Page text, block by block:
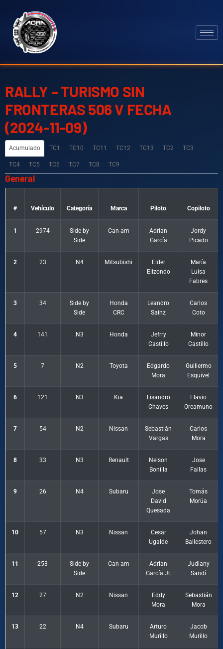
RALLY – TURISMO SIN
FRONTERAS 506 V FECHA
(2024-11-09)
Acumulado TC1 TC10 TC11 TC12 TC13 TC2 TC3
TC4 TC5 TC6 TC7 TC8 TC9
General
# Vehículo Categoría Marca Piloto Copiloto
1 2974
Side by
Side
Can-am
Adrían
García
Jordy
Picado
2 23 N4 Mitsubishi
Elder
Elizondo
María
Luisa
Fabres
3 34
Side by
Side
Honda
CRC
Leandro
Sainz
Carlos
Coto
4 141 N3 Honda
Jefrry
Castillo
Minor
Castillo
5 7 N2 Toyota
Edgardo
Mora
Guillermo
Esquivel
6 121 N3 Kia
Lisandro
Chaves
Flavio
Oreamuno
7 54 N2 Nissan
Sebastián
Vargas
Carlos
Mora
8 33 N3 Renault
Nelson
Bonilla
Jose
Fallas
9 26 N4 Subaru
Jose
David
Quesada
Tomás
Morúa
10 57 N3 Nissan
Cesar
Ugalde
Johan
Ballestero
11 253
Side by
Side
Can-am
Adrian
García Jr.
Judiany
Sandí
12 27 N2 Nissan
Eddy
Mora
Sebastián
Mora
13 22 N4 Subaru
Arturo
Murillo
Jacob
Murillo